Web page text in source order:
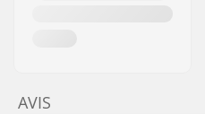
AVIS